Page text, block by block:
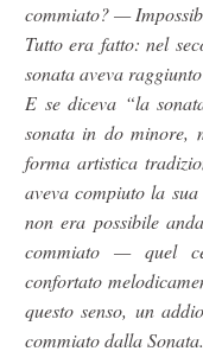
commiato? —
Tutto era fatto: nel
sonata aveva
E se diceva “la
sonata in do minore,
forma artistica
aveva compiuto la
non era possibile
commiato — quel
confortato
questo senso, un
commiato dalla